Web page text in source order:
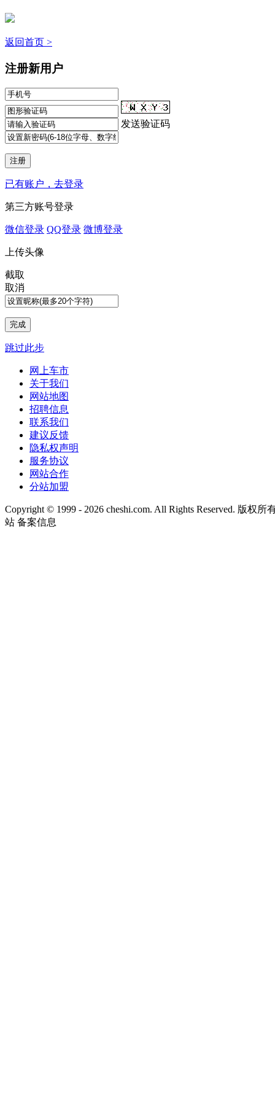
返回首页 >
注册新用户
发送验证码
已有账户，去登录
第三方账号登录
微信登录 QQ登录 微博登录
上传头像
截取
取消
跳过此步
网上车市
关于我们
网站地图
招聘信息
联系我们
建议反馈
隐私权声明
服务协议
网站合作
分站加盟
Copyright © 1999 - 2026 cheshi.com. All Rights Reserved. 版权
站 备案信息